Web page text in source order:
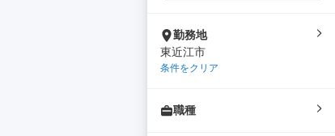
勤務地
東近江市
条件をクリア
職種